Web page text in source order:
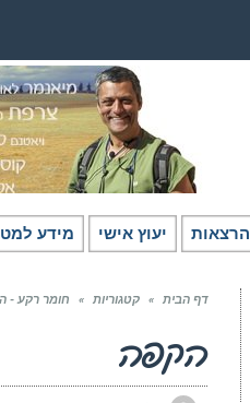
הרצאות יעוץ אישי מידע
דף הבית » קטגוריות » חומר רקע -
הקפה